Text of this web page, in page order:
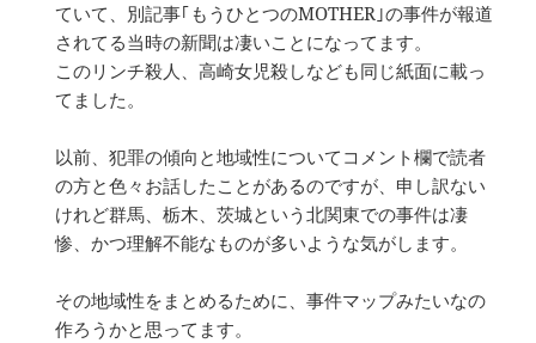
ていて、別記事｢もうひとつのMOTHER｣の事件が報道
されてる当時の新聞は凄いことになってます。
このリンチ殺人、高崎女児殺しなども同じ紙面に載っ
てました。
以前、犯罪の傾向と地域性についてコメント欄で読者
の方と色々お話したことがあるのですが、申し訳ない
けれど群馬、栃木、茨城という北関東での事件は凄
惨、かつ理解不能なものが多いような気がします。
その地域性をまとめるために、事件マップみたいなの
作ろうかと思ってます。